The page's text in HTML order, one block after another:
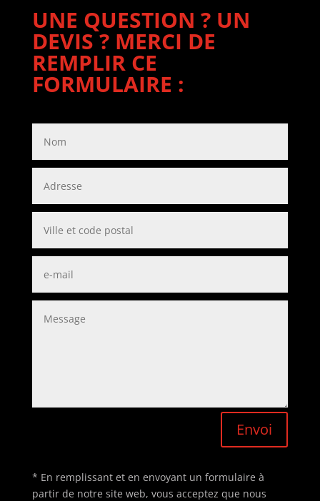
UNE QUESTION ? UN
DEVIS ? MERCI DE
REMPLIR CE
FORMULAIRE :
Envoi
* En remplissant et en envoyant un formulaire à
partir de notre site web, vous acceptez que nous